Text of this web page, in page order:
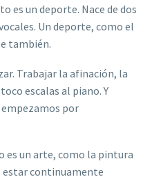
es un deporte. Nace de dos
Un deporte, como el
también.
Trabajar la afinación, la
escalas al piano. Y
empezamos por
es un arte, como la pintura
estar continuamente